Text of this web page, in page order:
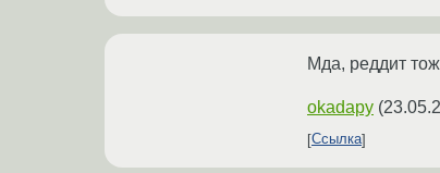
Мда, реддит
okadapy (
Ссылка